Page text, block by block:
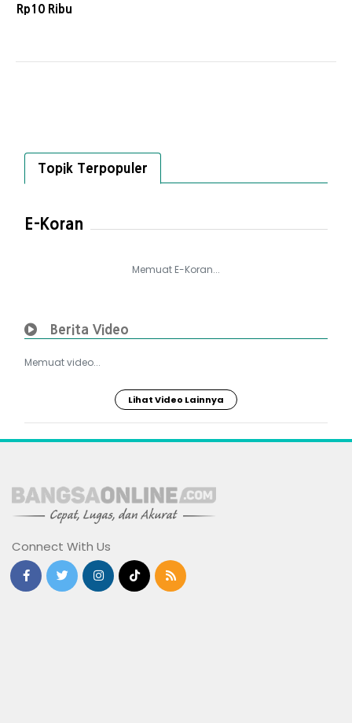
Rp10 Ribu
Topik Terpopuler
E-Koran
Memuat E-Koran...
Berita Video
Memuat video...
Lihat Video Lainnya
Connect With Us